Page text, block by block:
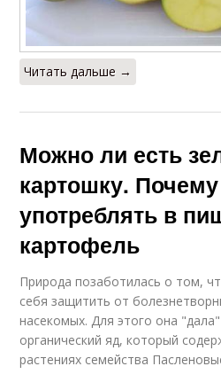
Читать дальше →
Можно ли есть
картошку.
употреблять в
картофель
Природа позаботилась о том,
себя защитить от
насекомых. Для этого она
органический яд, который
растениях семейства